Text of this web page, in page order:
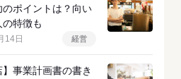
のポイントは？向い
特徴も
14日 経営
】事業計画書の書き